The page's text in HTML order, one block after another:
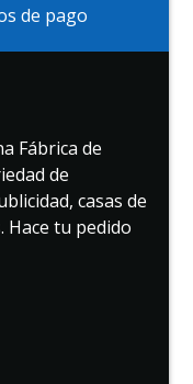
Fábrica de
de
casas de
Hace tu pedido